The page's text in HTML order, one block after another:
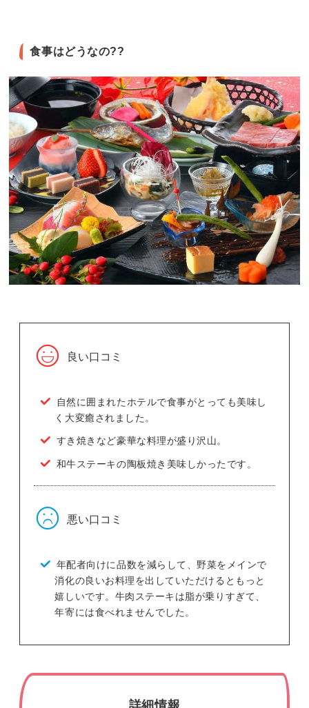
食事はどうなの??
良い口コミ
自然に囲まれたホテルで食事がとっても美味し
く大変癒されました。
すき焼きなど豪華な料理が盛り沢山。
和牛ステーキの陶板焼き美味しかったです。
悪い口コミ
年配者向けに品数を減らして、野菜をメインで
消化の良いお料理を出していただけるともっと
嬉しいです。牛肉ステーキは脂が乗りすぎて、
年寄には食べれませんでした。
詳細情報